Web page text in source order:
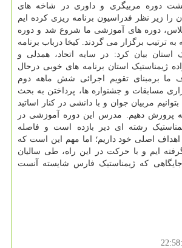
تعداد هشت دوره مربیگری و داوری در شاخه های
را زیر نظر فدراسیون برنامه ریزی کرده ایم
دوره های آموزشی ما شروع شد و دوره
به ترتیب برگزار می گردند. کیخا درباب برنامه
استان بیان کرد: در سایه اتحاد، همدلی و
ژیمناستیک استان برنامه های خوبی درحال
ما برمبنای تقویم اجرائی شش ماهه دوم
مسابقات و جشنواره ها، پرداختن به بحث
مربیان جوان و با دانشی در کنار اساتید
پرورش دهیم. مدرس این دوره آموزشی در
رشته ای دیر بازده است و فاصله
اهداف اصلی خود داریم؛ اما مهم این است که
ایم و با حرکت در این راه، طی سالیان
جایگاهی که ژیمناستیک فارس شایسته آنست